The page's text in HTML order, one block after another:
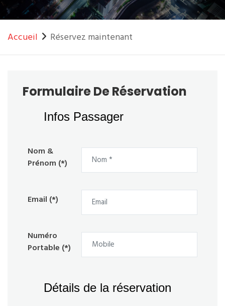
Accueil Réservez maintenant
Formulaire De Réservation
Infos Passager
Nom &
Prénom (*)
Email (*)
Numéro
Portable (*)
Détails de la réservation